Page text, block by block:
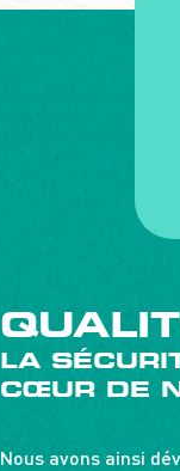
LA
CŒUR DE
Nous avons ainsi